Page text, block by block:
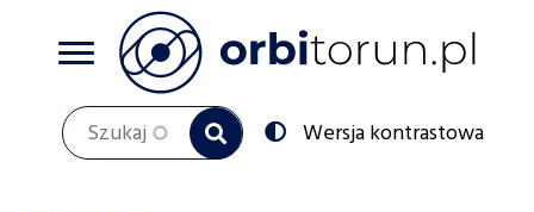
Szukaj
Przełącz
na:
Wersja kontrastowa